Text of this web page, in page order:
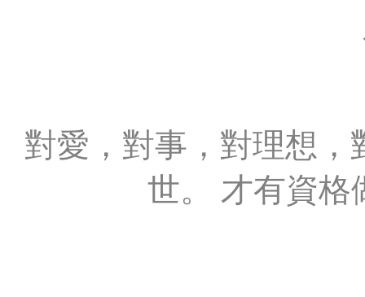
對愛，對事，對理想
世。 才有資格